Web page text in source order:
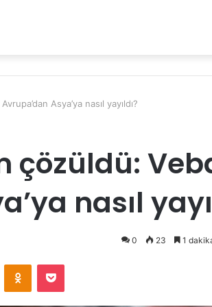
Asya’ya nasıl yayıldı?
çözüldü:
nasıl
0 23 1
Odnoklassniki
Pocket